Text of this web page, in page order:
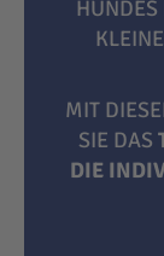
MIT
SIE DAS
DIE